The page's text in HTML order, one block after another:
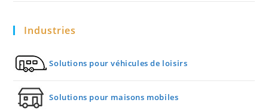
Industries
Solutions pour véhicules de loisirs
Solutions pour maisons mobiles